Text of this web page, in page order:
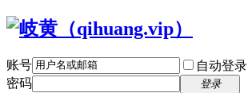
账号 自动登录
密码
登录